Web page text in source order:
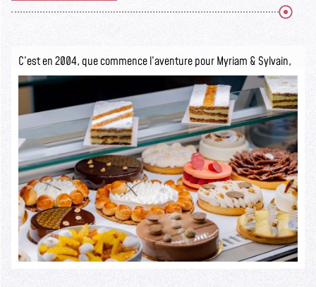
C’est en 2004, que commence l’aventure pour Myriam & Sylvain,
ils ouvrent la pâtisserie Sylvain Depuichaffray dans une boutique
Seuls les initiés savent ce qui se cache derrière cette devanture
rustique.
Lire la suite >>